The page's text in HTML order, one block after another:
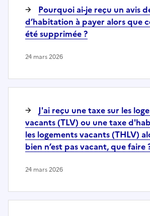
Pourquoi ai-je reçu un avis
d’habitation à payer alors que
été supprimée ?
24 mars 2026
J'ai reçu une taxe sur les
vacants (TLV) ou une taxe
les logements vacants (THLV)
bien n’est pas vacant, que faire
24 mars 2026